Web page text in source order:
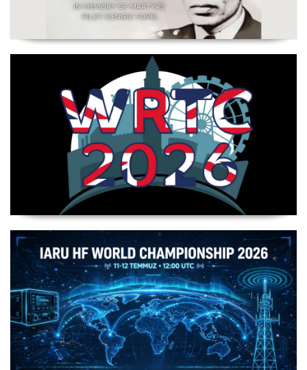
Şehit Pilot Yüzbaşı Cengiz Topel Anma Etkinliği
WRTC 2026 Şampiyonu Litvanya Takımı